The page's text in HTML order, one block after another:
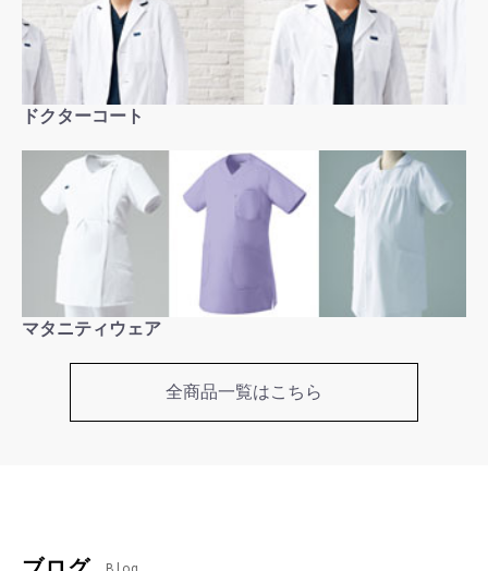
ドクターコート
マタニティウェア
全商品一覧はこちら